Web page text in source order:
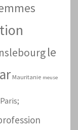
le
Mauritanie meuse
Paris;